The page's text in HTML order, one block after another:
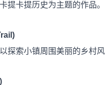
提卡提历史为主题的作品。
探索小镇周围美丽的乡村风